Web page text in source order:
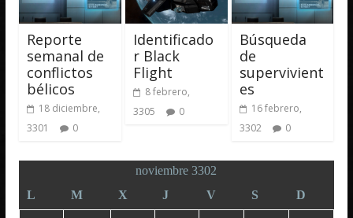
Reporte
semanal de
conflictos
bélicos
18 diciembre,
3301
0
Identificado
r Black
Flight
8 febrero,
3305
0
Búsqueda
de
supervivient
es
16 febrero,
3302
0
noviembre 3302
L
M X J V S D